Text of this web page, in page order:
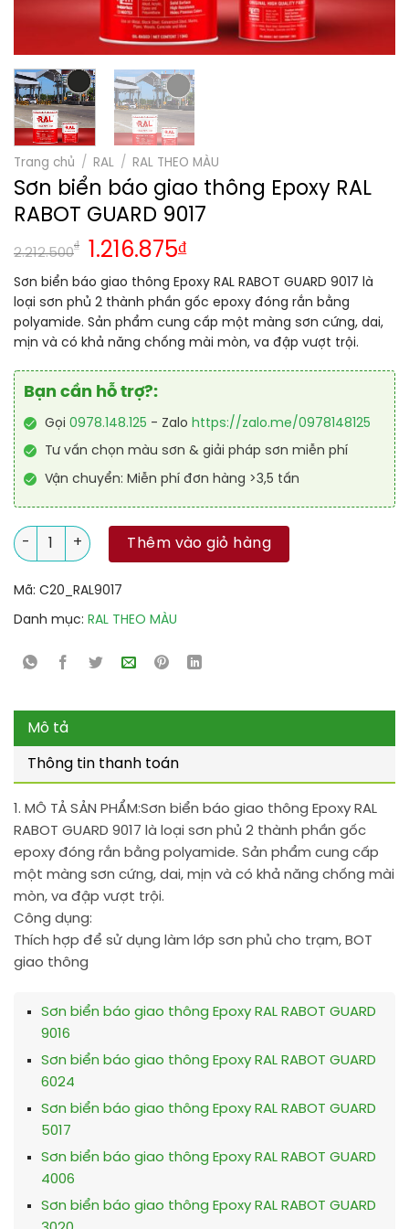
Trang chủ / RAL / RAL THEO MÀU
Sơn biển báo giao thông Epoxy RAL
RABOT GUARD 9017
2.212.500
₫ 1.216.875₫
Sơn biển báo giao thông Epoxy RAL RABOT GUARD 9017 là
loại sơn phủ 2 thành phần gốc epoxy đóng rắn bằng
polyamide. Sản phẩm cung cấp một màng sơn cứng, dai,
mịn và có khả năng chống mài mòn, va đập vượt trội.
Bạn cần hỗ trợ?:
Gọi 0978.148.125 - Zalo https://zalo.me/0978148125
Tư vấn chọn màu sơn & giải pháp sơn miễn phí
Vận chuyển: Miễn phí đơn hàng >3,5 tấn
Sơn biển báo giao thông Epoxy RAL RABOT GUARD 9017 số
Thêm vào giỏ hàng
Mã: C20_RAL9017
Danh mục: RAL THEO MÀU
Mô tả
Thông tin thanh toán
1. MÔ TẢ SẢN PHẨM:Sơn biển báo giao thông Epoxy RAL
RABOT GUARD 9017 là loại sơn phủ 2 thành phần gốc
epoxy đóng rắn bằng polyamide. Sản phẩm cung cấp
một màng sơn cứng, dai, mịn và có khả năng chống mài
mòn, va đập vượt trội.
Công dụng:
Thích hợp để sử dụng làm lớp sơn phủ cho trạm, BOT
giao thông
Sơn biển báo giao thông Epoxy RAL RABOT GUARD
9016
Sơn biển báo giao thông Epoxy RAL RABOT GUARD
6024
Sơn biển báo giao thông Epoxy RAL RABOT GUARD
5017
Sơn biển báo giao thông Epoxy RAL RABOT GUARD
4006
Sơn biển báo giao thông Epoxy RAL RABOT GUARD